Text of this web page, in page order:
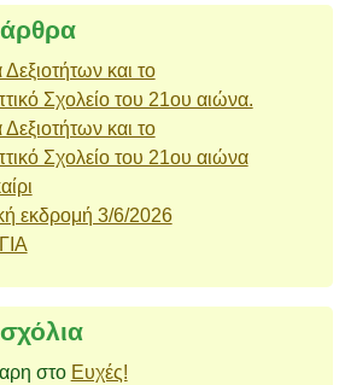
και το
Σχολείο του 21ου αιώνα.
και το
Σχολείο του 21ου αιώνα
εκδρομή 3/6/2026
στο Ευχές!